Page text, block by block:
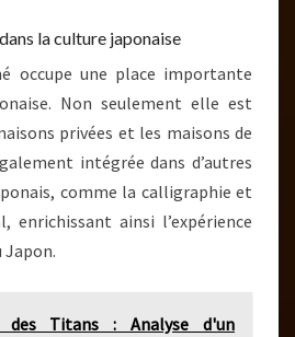
la culture japonaise
occupe une place importante
Non seulement elle est
privées et les maisons de
intégrée dans d’autres
comme la calligraphie et
enrichissant ainsi l’expérience
des Titans : Analyse d'un